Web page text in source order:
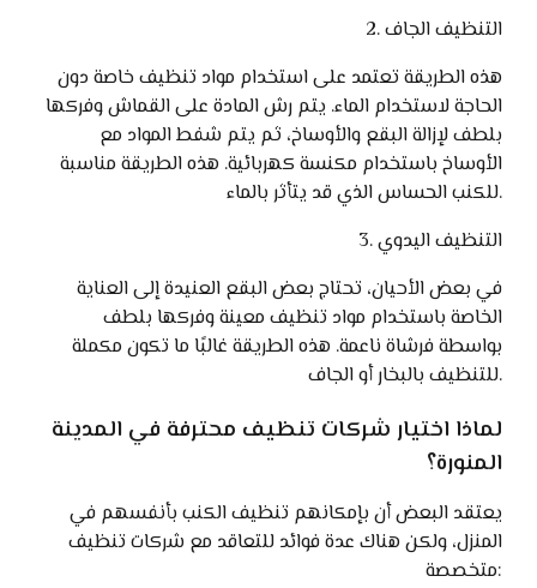
2. التنظيف الجاف
هذه الطريقة تعتمد على استخدام مواد تنظيف خاصة دون
الحاجة لاستخدام الماء. يتم رش المادة على القماش وفركها
بلطف لإزالة البقع والأوساخ، ثم يتم شفط المواد مع
الأوساخ باستخدام مكنسة كهربائية. هذه الطريقة مناسبة
للكنب الحساس الذي قد يتأثر بالماء.
3. التنظيف اليدوي
في بعض الأحيان، تحتاج بعض البقع العنيدة إلى العناية
الخاصة باستخدام مواد تنظيف معينة وفركها بلطف
بواسطة فرشاة ناعمة. هذه الطريقة غالبًا ما تكون مكملة
للتنظيف بالبخار أو الجاف.
لماذا اختيار شركات تنظيف محترفة في المدينة
المنورة؟
يعتقد البعض أن بإمكانهم تنظيف الكنب بأنفسهم في
المنزل، ولكن هناك عدة فوائد للتعاقد مع شركات تنظيف
متخصصة: